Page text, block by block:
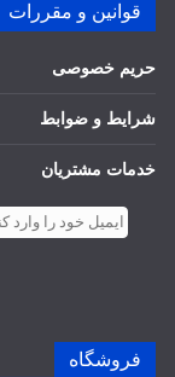
قوانین و مقررات
حریم خصوصی
شرایط و ضوابط
خدمات مشتریان
فروشگاه